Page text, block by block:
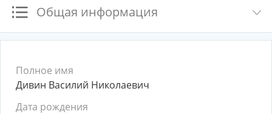
Общая информация
Полное имя
Дивин Василий Николаевич
Дата рождения